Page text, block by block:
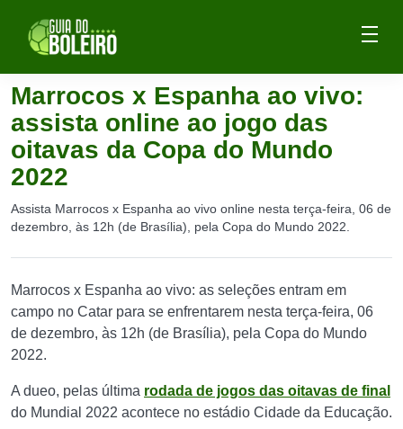
Marrocos x Espanha ao vivo:
assista online ao jogo das
oitavas da Copa do Mundo
2022
Assista Marrocos x Espanha ao vivo online nesta terça-feira, 06 de
dezembro, às 12h (de Brasília), pela Copa do Mundo 2022.
Marrocos x Espanha ao vivo: as seleções entram em
campo no Catar para se enfrentarem nesta terça-feira, 06
de dezembro, às 12h (de Brasília), pela Copa do Mundo
2022.
A dueo, pelas última rodada de jogos das oitavas de final
do Mundial 2022 acontece no estádio Cidade da Educação.